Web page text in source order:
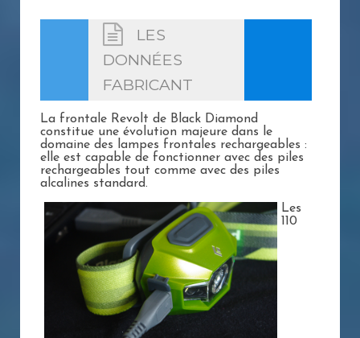
LES
DONNÉES
FABRICANT
La frontale Revolt de Black Diamond
constitue une évolution majeure dans le
domaine des lampes frontales rechargeables :
elle est capable de fonctionner avec des piles
rechargeables tout comme avec des piles
alcalines standard.
Les
110